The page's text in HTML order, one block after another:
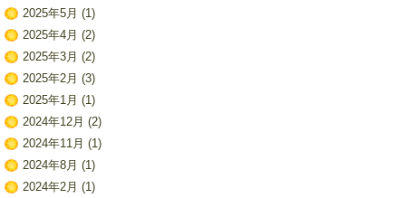
2025年5月 (1)
2025年4月 (2)
2025年3月 (2)
2025年2月 (3)
2025年1月 (1)
2024年12月 (2)
2024年11月 (1)
2024年8月 (1)
2024年2月 (1)